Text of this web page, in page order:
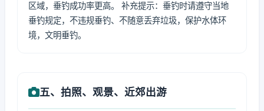
区域，垂钓成功率更高。 补充提示：垂钓时请遵守当地
垂钓规定，不违规垂钓、不随意丢弃垃圾，保护水体环
境，文明垂钓。
五、拍照、观景、近郊出游